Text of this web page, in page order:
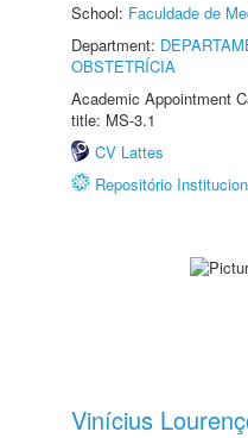
School: Faculdade de
Department:
OBSTETRÍCIA
Academic Appointment
title: MS-3.1
CV Lattes
Repositório
Vinícius